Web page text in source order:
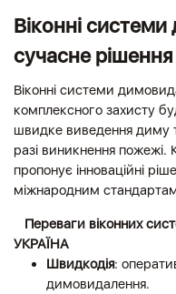
Віконні
сучасне
Віконні системи
комплексного захисту
швидке виведення диму
разі виникнення пожежі.
пропонує інноваційні
міжнародним
Переваги віконних
УКРАЇНА
Швидкодія:
димовидалення.